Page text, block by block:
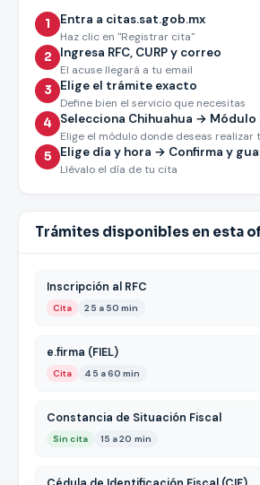
1 Entra a citas.sat.gob.mx
Haz clic en "Registrar cita"
2 Ingresa RFC, CURP y correo
El acuse llegará a tu email
3 Elige el trámite exacto
Define bien el servicio que necesitas
4 Selecciona Chihuahua → Módulo
Elige el módulo donde deseas
5 Elige día y hora → Confirma y
Llévalo el día de tu cita
Trámites disponibles en esta
Inscripción al RFC
Cita 25 a 50 min
e.firma (FIEL)
Cita 45 a 60 min
Constancia de Situación Fiscal
Sin cita 15 a 20 min